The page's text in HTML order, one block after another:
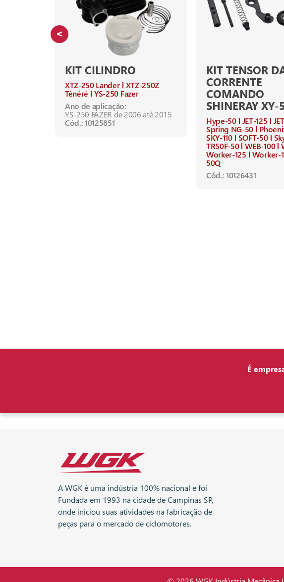
KIT CILINDRO
XTZ-250 Lander XTZ-250Z
Ténéré
YS-250 Fazer
Ano de aplicação:
YS-250 FAZER de 2006 até 2015
Cód.: 10125851
KIT TENSOR
CORRENTE
COMANDO
SHINERAY XY-
Hype-50 JET-125
Spring NG-50
SKY-110 SOFT-50
TR50F-50 WEB-100
Worker-125
Worker-
50Q
Cód.: 10126431
É
A WGK é uma indústria 100% nacional e foi
Fundada em 1993 na cidade de Campinas SP,
onde iniciou suas atividades na fabricação de
peças para o mercado de ciclomotores.